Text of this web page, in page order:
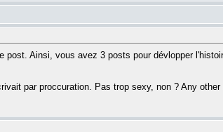
Ainsi, vous avez 3 posts pour dévlopper
par proccuration. Pas trop sexy, non ? Any